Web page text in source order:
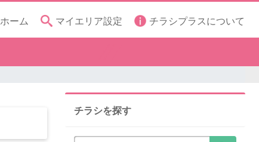
ホーム マイエリア設定 チラシプラスについて
チラシを探す